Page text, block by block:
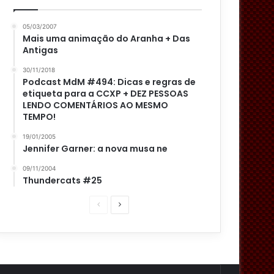
05/03/2007
Mais uma animação do Aranha + Das
Antigas
30/11/2018
Podcast MdM #494: Dicas e regras de
etiqueta para a CCXP + DEZ PESSOAS
LENDO COMENTÁRIOS AO MESMO
TEMPO!
19/01/2005
Jennifer Garner: a nova musa ne
09/11/2004
Thundercats #25